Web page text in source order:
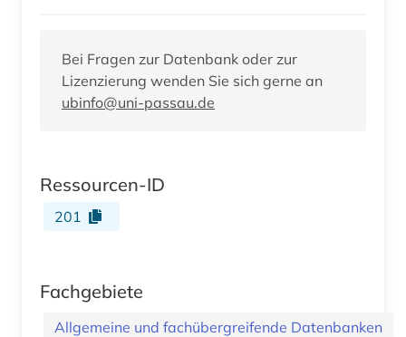
Bei Fragen zur Datenbank oder zur
Lizenzierung wenden Sie sich gerne an
ubinfo@uni-passau.de
Ressourcen-ID
201
Fachgebiete
Allgemeine und fachübergreifende Datenbanken